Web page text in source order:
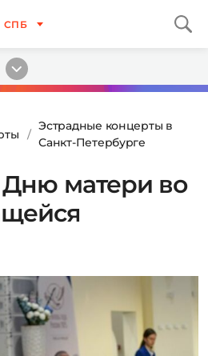
СПБ
Эстрадные концерты в
Санкт-Петербурге
Дню матери во